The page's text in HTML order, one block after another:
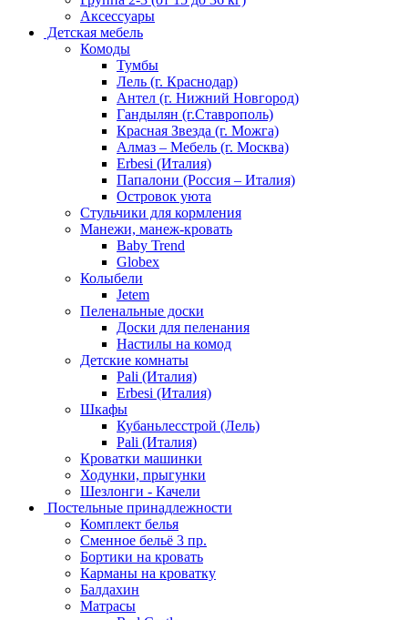
Аксессуары
Детская мебель
Комоды
Тумбы
Лель (г. Краснодар)
Антел (г. Нижний Новгород)
Гандылян (г.Ставрополь)
Красная Звезда (г. Можга)
Алмаз – Мебель (г. Москва)
Erbesi (Италия)
Папалони (Россия – Италия)
Островок уюта
Стульчики для кормления
Манежи, манеж-кровать
Baby Trend
Globex
Колыбели
Jetem
Пеленальные доски
Доски для пеленания
Настилы на комод
Детские комнаты
Pali (Италия)
Erbesi (Италия)
Шкафы
Кубаньлесстрой (Лель)
Pali (Италия)
Кроватки машинки
Ходунки, прыгунки
Шезлонги - Качели
Постельные принадлежности
Комплект белья
Сменное бельё 3 пр.
Бортики на кровать
Карманы на кроватку
Балдахин
Матрасы